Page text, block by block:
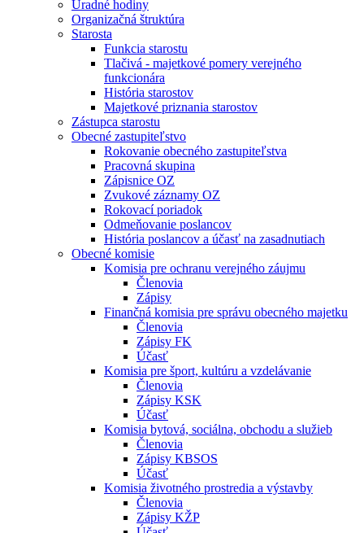
Úradné hodiny
Organizačná štruktúra
Starosta
Funkcia starostu
Tlačivá - majetkové pomery verejného
funkcionára
História starostov
Majetkové priznania starostov
Zástupca starostu
Obecné zastupiteľstvo
Rokovanie obecného zastupiteľstva
Pracovná skupina
Zápisnice OZ
Zvukové záznamy OZ
Rokovací poriadok
Odmeňovanie poslancov
História poslancov a účasť na zasadnutiach
Obecné komisie
Komisia pre ochranu verejného záujmu
Členovia
Zápisy
Finančná komisia pre správu obecného majetku
Členovia
Zápisy FK
Účasť
Komisia pre šport, kultúru a vzdelávanie
Členovia
Zápisy KSK
Účasť
Komisia bytová, sociálna, obchodu a služieb
Členovia
Zápisy KBSOS
Účasť
Komisia životného prostredia a výstavby
Členovia
Zápisy KŽP